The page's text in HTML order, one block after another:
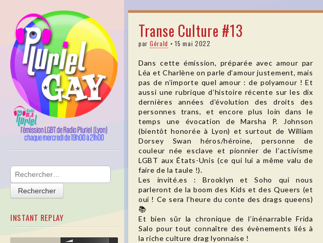
pluriel
gay
Main menu
Rechercher :
INSTANT REPLAY
Transe Culture #13
par Gérald •15 mai 2022
Dans cette émission, préparée avec amour par
Léa et Charlène on parle d’amour justement, mais
pas de n’importe quel amour : de polyamour ! Et
aussi une rubrique d’histoire récente sur les dix
dernières années d’évolution des droits des
personnes trans, et encore plus loin dans le
temps une évocation de Marsha P. Johnson
(bientôt honorée à Lyon) et surtout de William
Dorsey Swan héros/héroïne, personne de
couleur née esclave et pionnier de l’activisme
LGBT aux États-Unis (ce qui lui a même valu de
faire de la taule !).
Les invité.es : Brooklyn et Soho qui nous
parleront de la boom des Kids et des Queers (et
oui ! Ce sera l’heure du conte des drags queens)
📚
Et bien sûr la chronique de l’inénarrable Frida
Salo pour tout connaître des évènements liés à
la riche culture drag lyonnaise !